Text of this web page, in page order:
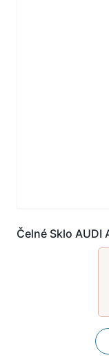
Čelné Sklo AUDI